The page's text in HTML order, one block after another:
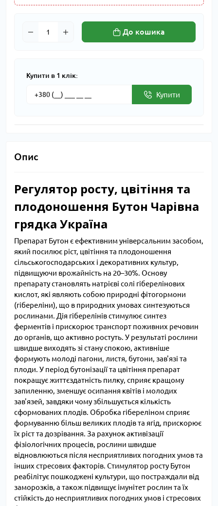
До кошика
Купити в 1 клік:
Купити
Опис
Регулятор росту, цвітіння та
плодоношення Бутон Чарівна
грядка Україна
Препарат Бутон є ефективним універсальним засобом,
який посилює ріст, цвітіння та плодоношення
сільськогосподарських і декоративних культур,
підвищуючи врожайність на 20–30%. Основу
препарату становлять натрієві солі гіберелінових
кислот, які являють собою природні фітогормони
(гібереліни), що в природних умовах синтезуються
рослинами. Дія гіберелінів стимулює синтез
ферментів і прискорює транспорт поживних речовин
до органів, що активно ростуть. У результаті рослини
швидше виходять зі стану спокою, активніше
формують молоді пагони, листя, бутони, зав'язі та
плоди. У період бутонізації та цвітіння препарат
покращує життєздатність пилку, сприяє кращому
запиленню, зменшує осипання квітів і молодих
зав'язей, завдяки чому збільшується кількість
сформованих плодів. Обробка гібереліном сприяє
формуванню більш великих плодів та ягід, прискорює
їх ріст та дозрівання. За рахунок активізації
фізіологічних процесів, рослини швидше
відновлюються після несприятливих погодних умов та
інших стресових факторів. Стимулятор росту Бутон
реабілітує пошкоджені культури, що постраждали від
заморозків, а також підвищує імунітет рослин та їх
стійкість до несприятливих погодних умов і стресових